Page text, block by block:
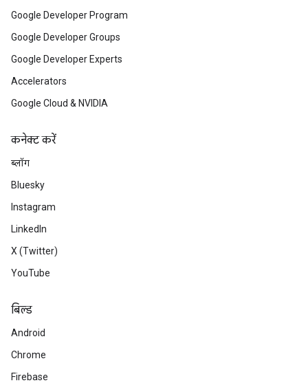
Google Developer Program
Google Developer Groups
Google Developer Experts
Accelerators
Google Cloud & NVIDIA
कनेक्ट करें
ब्लॉग
Bluesky
Instagram
LinkedIn
X (Twitter)
YouTube
बिल्ड
Android
Chrome
Firebase